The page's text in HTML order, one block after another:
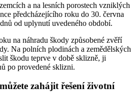
a na lesních porostech vzniklých
předcházejícího roku do 30. června
od uplynutí uvedeného období.
na náhradu škody způsobené zvěří
Na polních plodinách a zemědělských
škodu teprve v době sklizně, ji
po provedené sklizni.
zahájit řešení životní